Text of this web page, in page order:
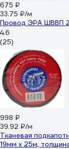
675 ₽
33.75 ₽/м
Провод ЭРА ШВВП
4.6
(25)
998 ₽
39.92 ₽/м
Тканевая
19мм х 25м,